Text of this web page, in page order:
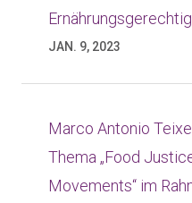
JAN. 9, 2023
Marco Antonio
Thema „Food
Movements“ im